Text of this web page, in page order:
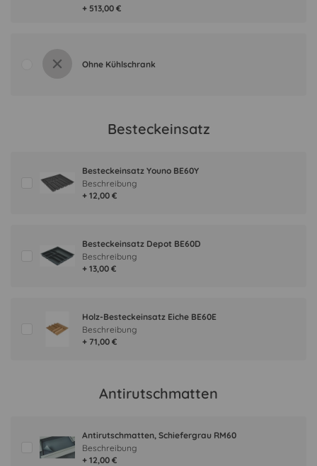
+ 513,00 €
Ohne Kühlschrank
Besteckeinsatz
Besteckeinsatz Youno BE60Y
+ 12,00 €
Beschreibung
Besteckeinsatz Depot BE60D
+ 13,00 €
Beschreibung
Holz-Besteckeinsatz Eiche BE60E
+ 71,00 €
Beschreibung
Antirutschmatten
Antirutschmatten, Schiefergrau RM60
+ 12,00 €
Beschreibung